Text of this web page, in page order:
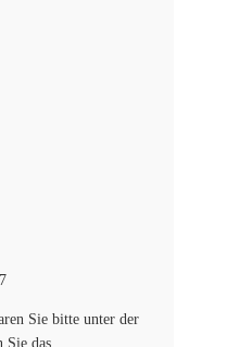
Sie bitte unter der
Sie das